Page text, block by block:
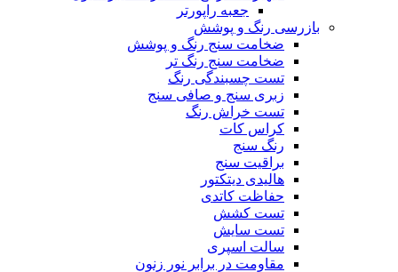
جعبه راپورتر
بازرسی رنگ و پوشش
ضخامت سنج رنگ و پوشش
ضخامت سنج رنگ تر
تست چسبندگی رنگ
زبری سنج و صافی سنج
تست خراش رنگ
کراس کات
رنگ سنج
براقیت سنج
هالیدی دیتکتور
حفاظت کاتدی
تست کشش
تست سایش
سالت اسپری
مقاومت در برابر نور زنون